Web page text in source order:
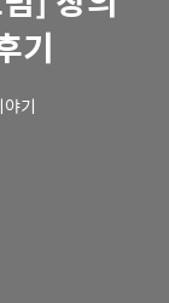
기
기